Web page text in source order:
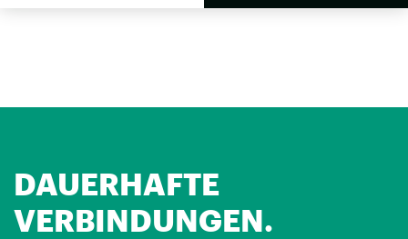
DAUERHAFTE
VERBINDUNGEN.